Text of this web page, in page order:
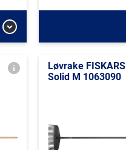
Løvrake FISKARS
Solid M 1063090